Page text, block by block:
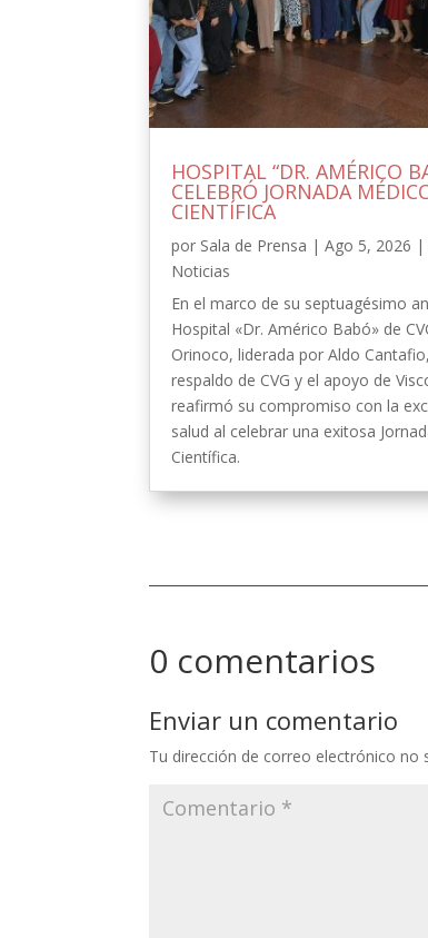
HOSPITAL “DR. AMÉRICO
CELEBRÓ JORNADA
CIENTÍFICA
por Sala de Prensa |Ago 5, 2026 |
Noticias
En el marco de su septuagésimo
Hospital «Dr. Américo Babó» de
Orinoco, liderada por Aldo
respaldo de CVG y el apoyo de
reafirmó su compromiso con la
salud al celebrar una exitosa
Científica.
0 comentarios
Enviar un comentario
Tu dirección de correo electrónico no